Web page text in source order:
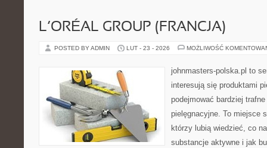
L’ORÉAL GROUP (FRANCJA)
POSTED BY ADMIN LUT - 23 - 2026 MOŻLIWOŚĆ
johnmasters-polska.pl to
interesują się produktami
podejmować bardziej
pielęgnacyjne. To miejsce
którzy lubią wiedzieć, co
substancje aktywne i jak